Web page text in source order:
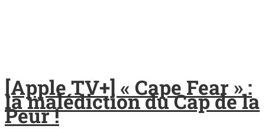
[Apple TV+] « Cape Fear » :
la malédiction du Cap de la
Peur !